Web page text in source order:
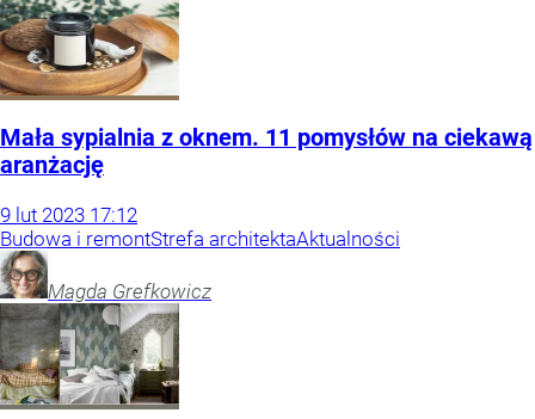
Mała sypialnia z oknem. 11 pomysłów na ciekawą
aranżację
9 lut 2023 17:12
Budowa i remontStrefa architektaAktualności
Magda Grefkowicz